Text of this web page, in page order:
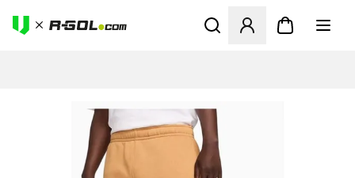
Megnyit egy modált a